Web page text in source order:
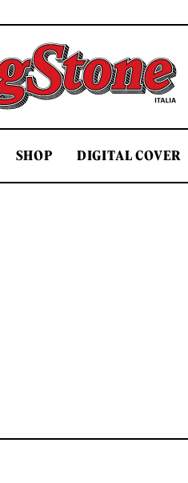
Rolling Stone Italia
SHOP DIGITAL COVER